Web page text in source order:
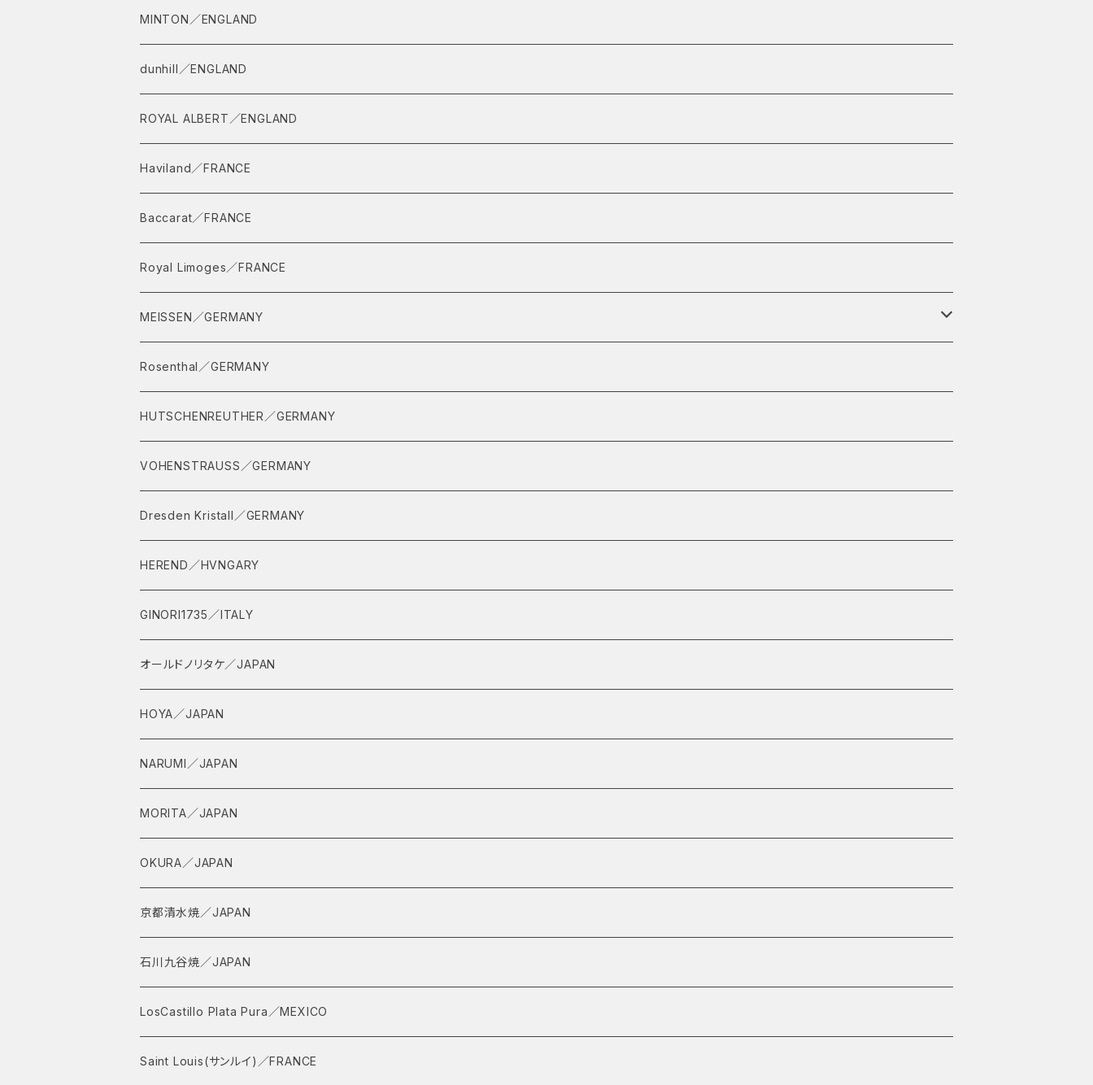
MINTON／ENGLAND
dunhill／ENGLAND
ROYAL ALBERT／ENGLAND
Haviland／FRANCE
Baccarat／FRANCE
Royal Limoges／FRANCE
MEISSEN／GERMANY
イヤープレート
ティーセット
インドの華
Rosenthal／GERMANY
HUTSCHENREUTHER／GERMANY
VOHENSTRAUSS／GERMANY
Dresden Kristall／GERMANY
HEREND／HVNGARY
GINORI1735／ITALY
オールドノリタケ／JAPAN
HOYA／JAPAN
NARUMI／JAPAN
MORITA／JAPAN
OKURA／JAPAN
京都清水焼／JAPAN
石川九谷焼／JAPAN
LosCastillo Plata Pura／MEXICO
Saint Louis(サンルイ)／FRANCE